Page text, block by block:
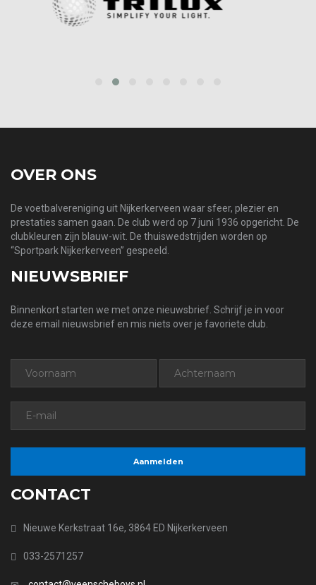
OVER ONS
De voetbalvereniging uit Nijkerkerveen waar sfeer, plezier en
prestaties samen gaan. De club werd op 7 juni 1936 opgericht. De
clubkleuren zijn blauw-wit. De thuiswedstrijden worden op
“Sportpark Nijkerkerveen” gespeeld.
NIEUWSBRIEF
Binnenkort starten we met onze nieuwsbrief. Schrijf je in voor
deze email nieuwsbrief en mis niets over je favoriete club.
CONTACT
Nieuwe Kerkstraat 16e, 3864 ED Nijkerkerveen
033-2571257